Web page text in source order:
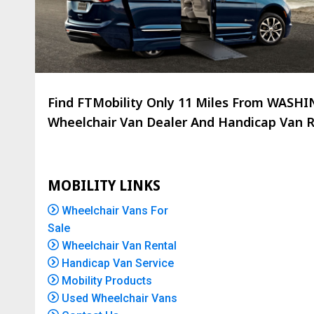
Find FTMobility Only 11 Miles From
Wheelchair Van Dealer And Handicap Van
MOBILITY LINKS
Wheelchair Vans For
Sale
Wheelchair Van Rental
Handicap Van Service
Mobility Products
Used Wheelchair Vans